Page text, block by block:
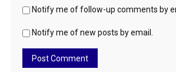
Notify me of follow-up comments by
Notify me of new posts by email.